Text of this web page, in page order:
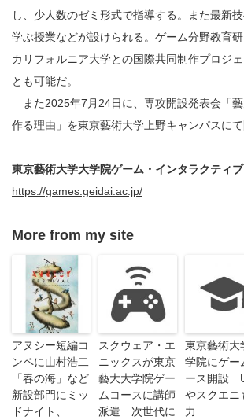
し、少人数のゼミ形式で指導する。また最新
学ぶ授業などが設けられる。ゲーム分野教育
カリフォルニア大学との国際共同制作プロジ
とも可能だ。
また2025年7月24日に、専攻開設発表会「
作る理由」を東京藝術大学上野キャンパスにて
東京藝術大学大学院ゲーム・インタラクティ
https://games.geidai.ac.jp/
More from my site
アヌシー短編コ
ンペに山村浩二
「春の海」など
新設部門にミッ
ドナイト、
スクウェア・エ
ニックスが東京
藝大大学院ゲー
ムコースに講師
派遣 次世代に
東京藝術大
学院にゲー
ース開設
やスクエニ
力